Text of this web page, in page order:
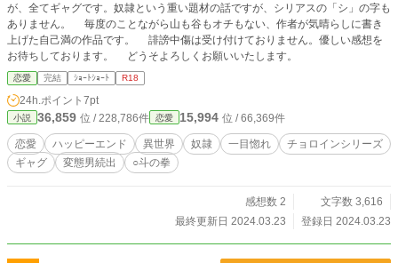
が、全てギャグです。奴隷という重い題材の話ですが、シリアスの「シ」の字も
ありません。 毎度のことながら山も谷もオチもない、作者が気晴らしに書き
上げた自己満の作品です。 誹謗中傷は受け付けておりません。優しい感想を
お待ちしております。 どうそよろしくお願いいたします。
恋愛 完結 ｼｮｰﾄｼｮｰﾄ R18
24h.ポイント 7pt
小説 36,859 位 / 228,786件 恋愛 15,994 位 / 66,369件
恋愛 ハッピーエンド 異世界 奴隷 一目惚れ
チョロインシリーズ
ギャグ
変態男続出 ○斗の拳
感想数 2
文字数 3,616
最終更新日 2024.03.23
登録日 2024.03.23